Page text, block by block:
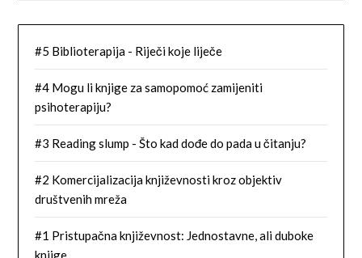
#5 Biblioterapija - Riječi koje liječe
#4 Mogu li knjige za samopomoć zamijeniti
psihoterapiju?
#3 Reading slump - Što kad dođe do pada u čitanju?
#2 Komercijalizacija književnosti kroz objektiv
društvenih mreža
#1 Pristupačna književnost: Jednostavne, ali duboke
knjige